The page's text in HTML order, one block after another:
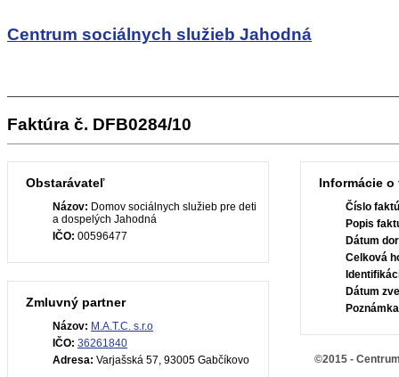
Centrum sociálnych služieb Jahodná
Faktúra č. DFB0284/10
Obstarávateľ
Názov: Domov sociálnych služieb pre deti
a dospelých Jahodná
IČO: 00596477
Zmluvný partner
Názov: M.A.T.C. s.r.o
IČO: 36261840
Adresa: Varjašská 57, 93005 Gabčíkovo
Informácie o
Číslo
Popis
Dátum
Celková
Dátum
©2015 -